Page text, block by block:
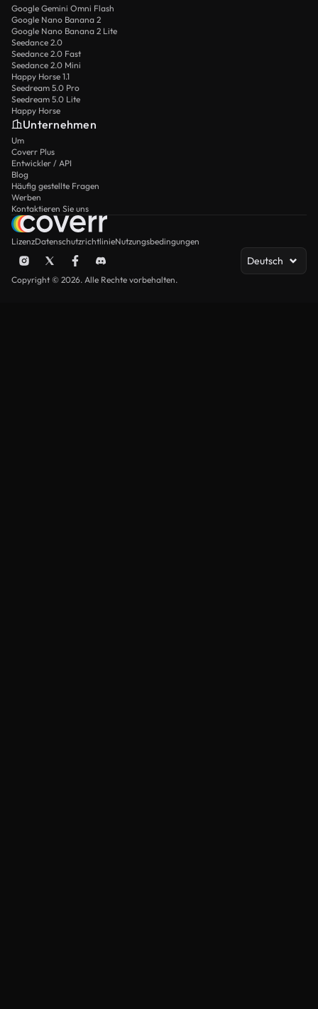
Google Gemini Omni Flash
Google Nano Banana 2
Google Nano Banana 2 Lite
Seedance 2.0
Seedance 2.0 Fast
Seedance 2.0 Mini
Happy Horse 1.1
Seedream 5.0 Pro
Seedream 5.0 Lite
Happy Horse
Unternehmen
Um
Coverr Plus
Entwickler / API
Blog
Häufig gestellte Fragen
Werben
Kontaktieren Sie uns
LizenzDatenschutzrichtlinieNutzungsbedingungen
Deutsch
Copyright © 2026. Alle Rechte vorbehalten.